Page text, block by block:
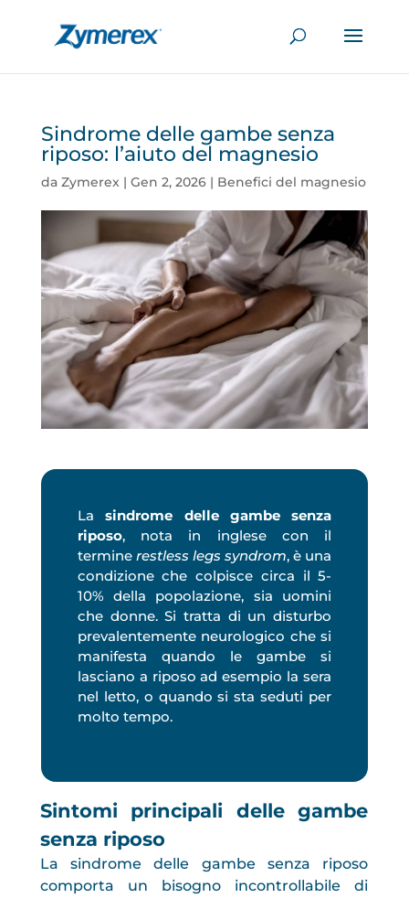
Sindrome delle gambe senza
riposo: l’aiuto del magnesio
da Zymerex| Gen 2, 2026| Benefici del magnesio
Lasindrome delle gambe senza
riposo, nota in inglese con il
termine restless legs syndrom, è una
condizione che colpisce circa il 5-
10% della popolazione, sia uomini
che donne. Si tratta di un disturbo
prevalentemente neurologico che si
manifesta quando le gambe si
lasciano a riposo ad esempio la sera
nel letto, o quando si sta seduti per
molto tempo.
Sintomi principali delle gambe
senza riposo
La sindrome delle gambe senza riposo
comporta un bisogno incontrollabile di